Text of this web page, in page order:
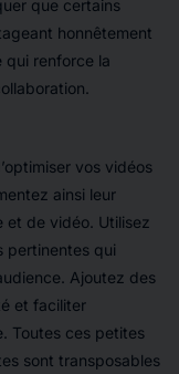
que certains
honnêtement
qui renforce la
vos vidéos
ainsi leur
et de vidéo. Utilisez
pertinentes qui
Ajoutez des
et faciliter
Toutes ces petites
sont transposables